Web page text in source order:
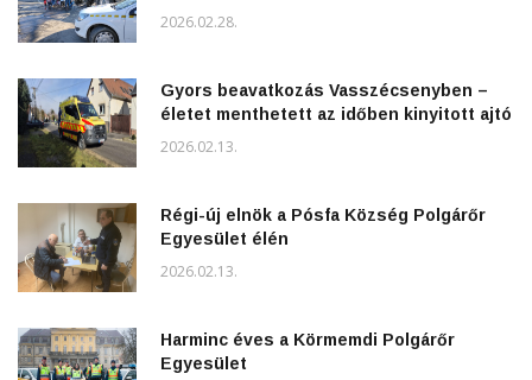
2026.02.28.
Gyors beavatkozás Vasszécsenyben –
életet menthetett az időben kinyitott ajtó
2026.02.13.
Régi-új elnök a Pósfa Község Polgárőr
Egyesület élén
2026.02.13.
Harminc éves a Körmemdi Polgárőr
Egyesület